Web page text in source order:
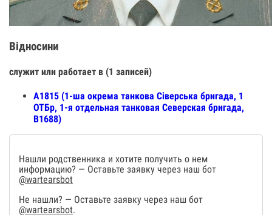
Відносини
служит или работает в (1 записей)
А1815 (1-ша окрема танкова Сіверська бригада, 1
ОТБр, 1-я отдельная танковая Северская бригада,
В1688)
Нашли родственника и хотите получить о нем
информацию? — Оставьте заявку через наш бот
@wartearsbot
Не нашли? — Оставьте заявку через наш бот
@wartearsbot.